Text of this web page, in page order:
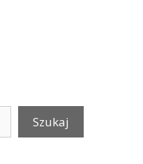
Szukaj